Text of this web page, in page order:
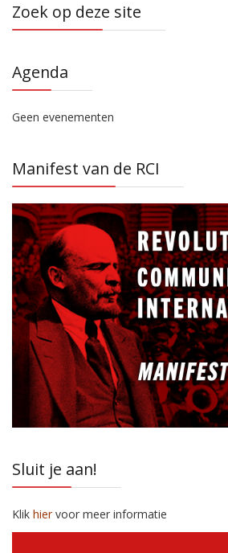
Zoek op deze site
Agenda
Geen evenementen
Manifest van de RCI
Sluit je aan!
Klik hiervoor meer informatie